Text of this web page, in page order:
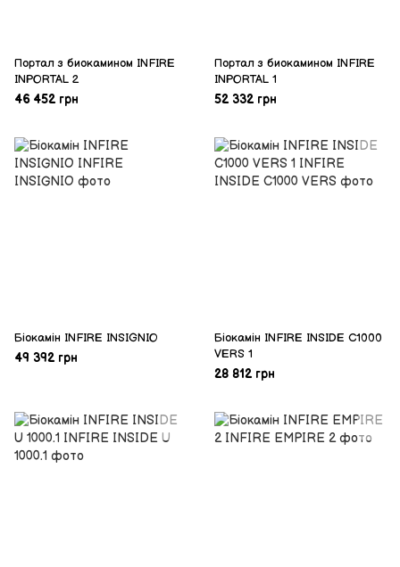
Портал з биокамином INFIRE
INPORTAL 2
46 452 грн
Портал з биокамином INFIRE
INPORTAL 1
52 332 грн
Біокамін INFIRE INSIGNIO
49 392 грн
Біокамін INFIRE INSIDE C1000
VERS 1
28 812 грн